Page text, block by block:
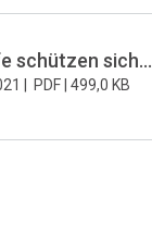
schützen sich...
| PDF | 499,0 KB